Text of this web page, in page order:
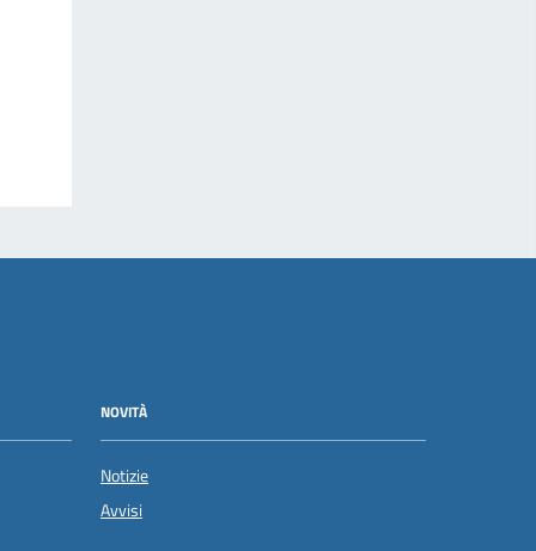
NOVITÀ
Notizie
Avvisi